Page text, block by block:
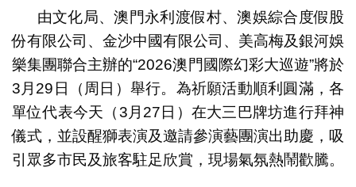
由文化局、澳門永利渡假村、澳娛綜合度假股
份有限公司、金沙中國有限公司、美高梅及銀河娛
樂集團聯合主辦的“2026澳門國際幻彩大巡遊”將於
3月29日（周日）舉行。為祈願活動順利圓滿，各
單位代表今天（3月27日）在大三巴牌坊進行拜神
儀式，並設醒獅表演及邀請參演藝團演出助慶，吸
引眾多市民及旅客駐足欣賞，現場氣氛熱鬧歡騰。